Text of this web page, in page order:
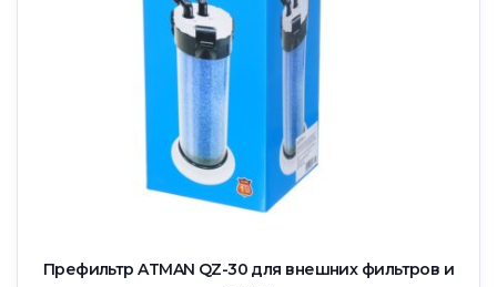
Префильтр ATMAN QZ-30 для внешних фильтров и